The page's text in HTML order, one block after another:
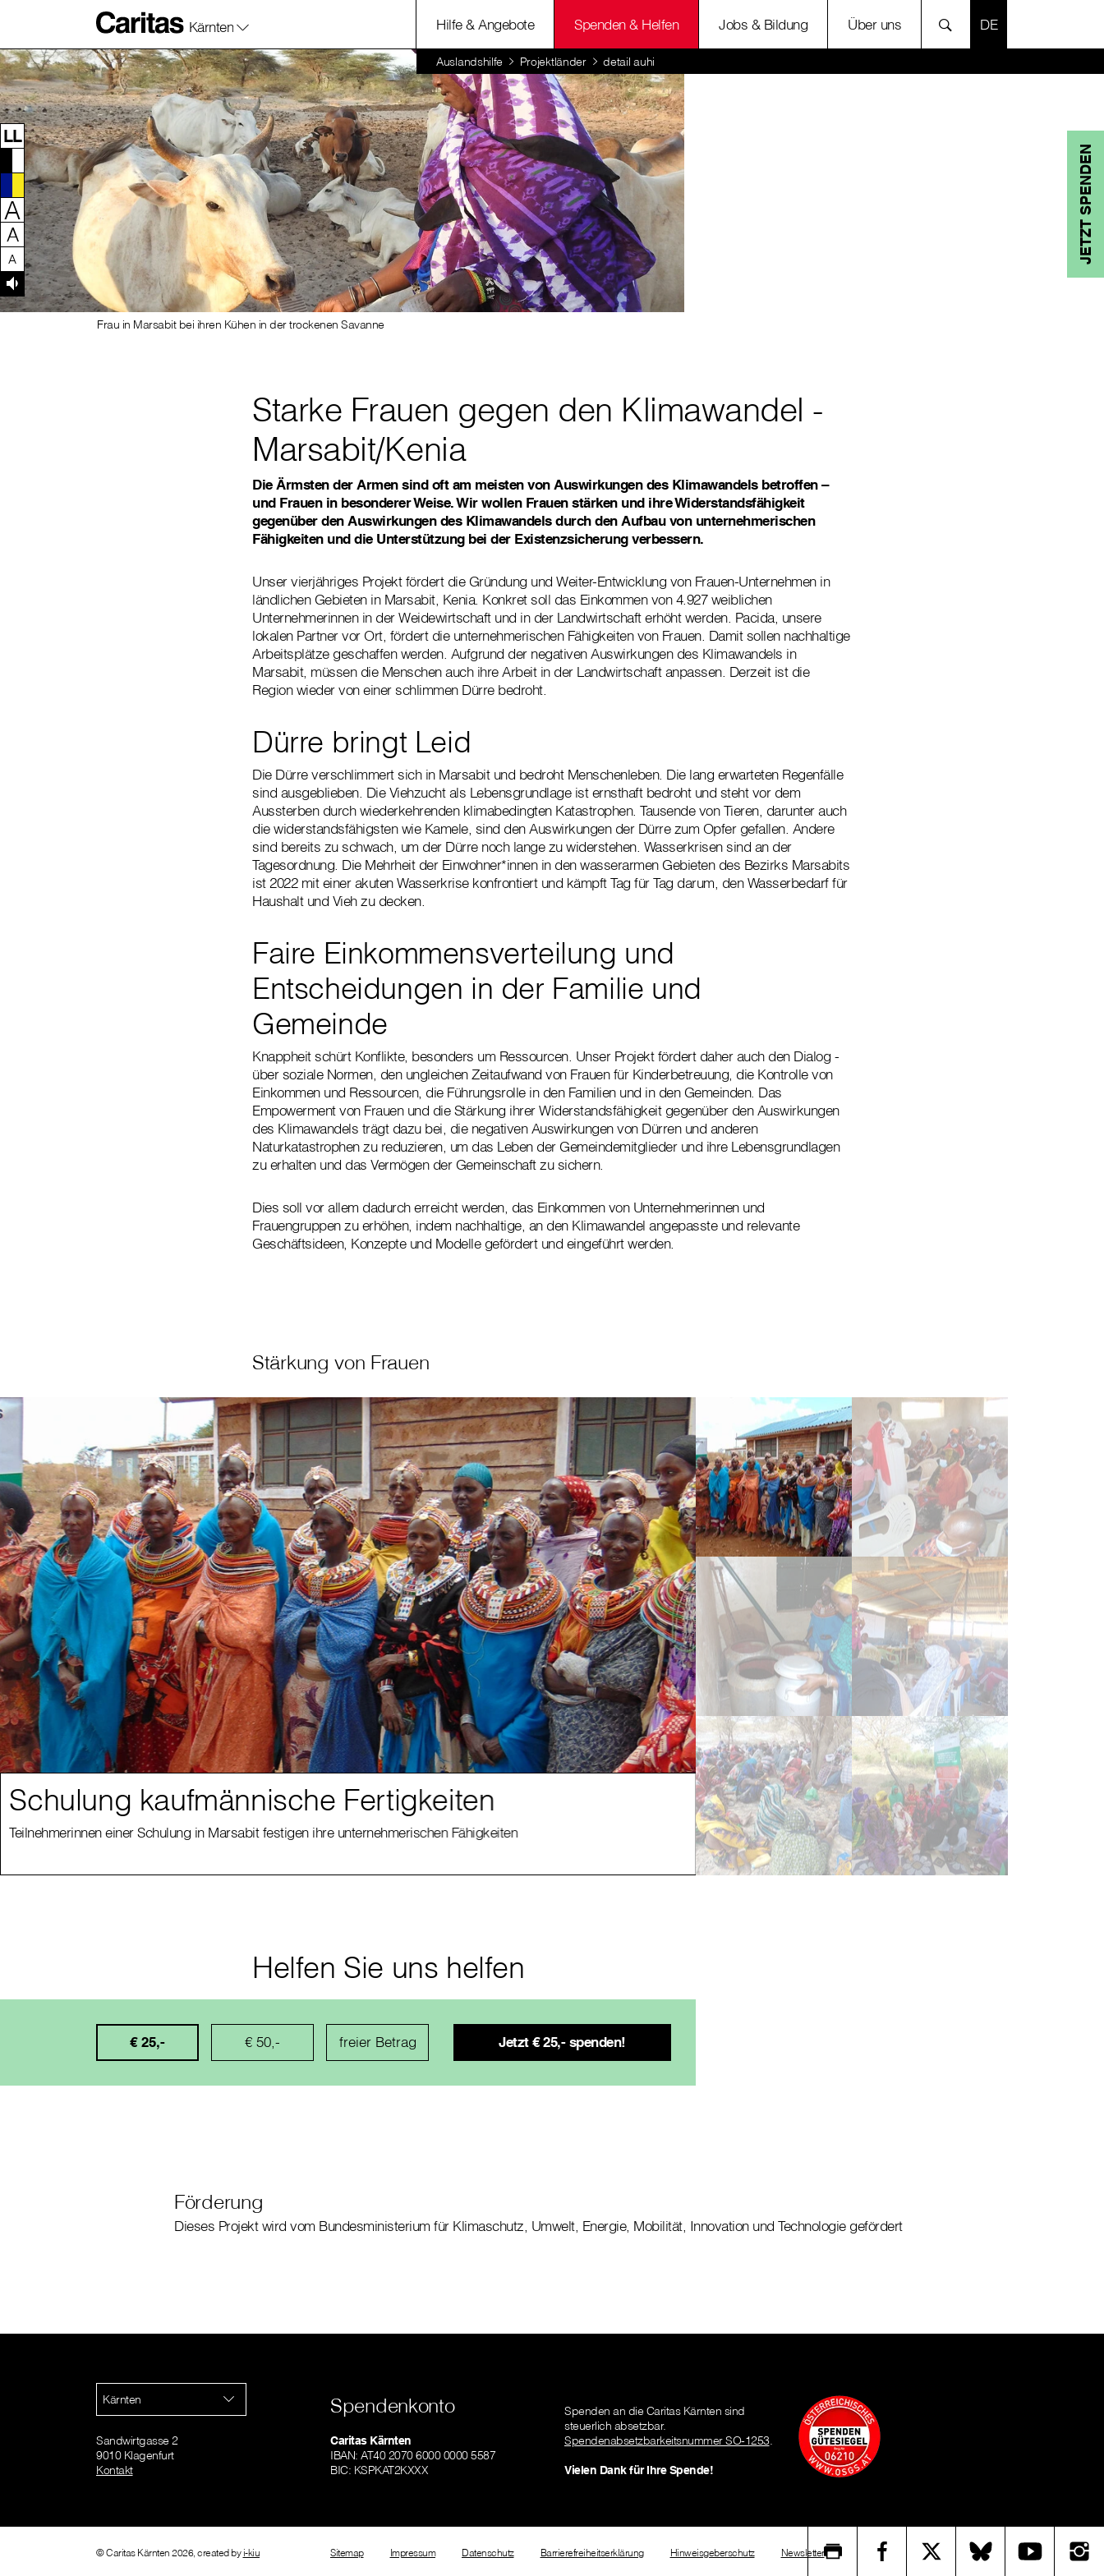
Zum Inhalt dieser Seite
Zur Navigation
Zum Footer dieser Seite
Kärnten Hilfe & Angebote Spenden & Helfen Jobs & Bildung Über uns SPRACHE
Auslandshilfe Projektländer detail auhi
JETZT SPENDEN
LL
A
A
A
Frau in Marsabit bei ihren Kühen in der trockenen Savanne
Starke Frauen gegen den Klimawandel -
Marsabit/Kenia
Die Ärmsten der Armen sind oft am meisten von Auswirkungen des Klimawandels betroffen –
und Frauen in besonderer Weise. Wir wollen Frauen stärken und ihre Widerstandsfähigkeit
gegenüber den Auswirkungen des Klimawandels durch den Aufbau von unternehmerischen
Fähigkeiten und die Unterstützung bei der Existenzsicherung verbessern.
Unser vierjähriges Projekt fördert die Gründung und Weiter-Entwicklung von Frauen-Unternehmen in
ländlichen Gebieten in Marsabit, Kenia. Konkret soll das Einkommen von 4.927 weiblichen
Unternehmerinnen in der Weidewirtschaft und in der Landwirtschaft erhöht werden. Pacida, unsere
lokalen Partner vor Ort, fördert die unternehmerischen Fähigkeiten von Frauen. Damit sollen nachhaltige
Arbeitsplätze geschaffen werden. Aufgrund der negativen Auswirkungen des Klimawandels in
Marsabit, müssen die Menschen auch ihre Arbeit in der Landwirtschaft anpassen. Derzeit ist die
Region wieder von einer schlimmen Dürre bedroht.
Dürre bringt Leid
Die Dürre verschlimmert sich in Marsabit und bedroht Menschenleben. Die lang erwarteten Regenfälle
sind ausgeblieben. Die Viehzucht als Lebensgrundlage ist ernsthaft bedroht und steht vor dem
Aussterben durch wiederkehrenden klimabedingten Katastrophen. Tausende von Tieren, darunter auch
die widerstandsfähigsten wie Kamele, sind den Auswirkungen der Dürre zum Opfer gefallen. Andere
sind bereits zu schwach, um der Dürre noch lange zu widerstehen. Wasserkrisen sind an der
Tagesordnung. Die Mehrheit der Einwohner*innen in den wasserarmen Gebieten des Bezirks Marsabits
ist 2022 mit einer akuten Wasserkrise konfrontiert und kämpft Tag für Tag darum, den Wasserbedarf für
Haushalt und Vieh zu decken.
Faire Einkommensverteilung und
Entscheidungen in der Familie und
Gemeinde
Knappheit schürt Konflikte, besonders um Ressourcen. Unser Projekt fördert daher auch den Dialog -
über soziale Normen, den ungleichen Zeitaufwand von Frauen für Kinderbetreuung, die Kontrolle von
Einkommen und Ressourcen, die Führungsrolle in den Familien und in den Gemeinden. Das
Empowerment von Frauen und die Stärkung ihrer Widerstandsfähigkeit gegenüber den Auswirkungen
des Klimawandels trägt dazu bei, die negativen Auswirkungen von Dürren und anderen
Naturkatastrophen zu reduzieren, um das Leben der Gemeindemitglieder und ihre Lebensgrundlagen
zu erhalten und das Vermögen der Gemeinschaft zu sichern.
Dies soll vor allem dadurch erreicht werden, das Einkommen von Unternehmerinnen und
Frauengruppen zu erhöhen, indem nachhaltige, an den Klimawandel angepasste und relevante
Geschäftsideen, Konzepte und Modelle gefördert und eingeführt werden.
Stärkung von Frauen
Schulung kaufmännische Fertigkeiten
Teilnehmerinnen einer Schulung in Marsabit festigen ihre unternehmerischen Fähigkeiten
Schulung Milchverarbeitung
Frauen lernen in Marsabit, Milch hygienisch zu verarbeiten und zu
Helfen Sie uns helfen
€ 25,- € 50,-
Förderung
Dieses Projekt wird vom Bundesministerium für Klimaschutz, Umwelt, Energie, Mobilität, Innovation und Technologie gefördert
Kärnten
Sandwirtgasse 2
9010 Klagenfurt
Kontakt
Spendenkonto
Caritas Kärnten
IBAN: AT40 2070 6000 0000 5587
BIC: KSPKAT2KXXX
Spenden an die Caritas Kärnten sind
steuerlich absetzbar.
Spendenabsetzbarkeitsnummer SO-1253.
Vielen Dank für Ihre Spende!
© Caritas Kärnten 2026, created by i-kiu Sitemap Impressum Datenschutz Barrierefreiheitserklärung Hinweisgeberschutz Newsletter